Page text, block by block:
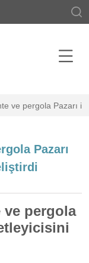
ve pergola Pazarı
Pazarı
ve pergola